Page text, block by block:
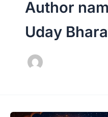
Author
Uday